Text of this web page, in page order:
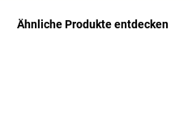
Ähnliche Produkte entdecken